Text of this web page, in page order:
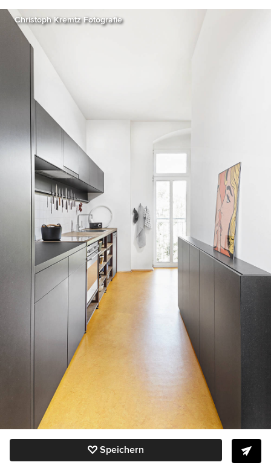
Christoph Kremtz Fotografie
Speichern